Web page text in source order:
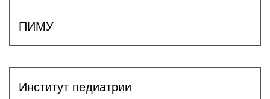
ПИМУ
Институт педиатрии